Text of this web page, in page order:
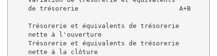
de trésorerie                          A+B
    Trésorerie et équivalents de trésorerie
nette à l'ouverture
    Trésorerie et équivalents de trésorerie
nette à la clôture